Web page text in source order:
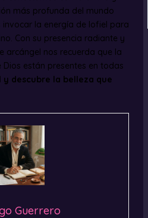
más profunda del mundo
la energía de Iofiel para
Con su presencia radiante y
arcángel nos recuerda que la
están presentes en todas
y descubre la belleza que
Guerrero